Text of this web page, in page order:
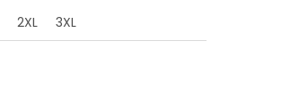
2XL 3XL